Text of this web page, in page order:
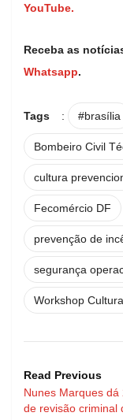
YouTube.
Receba as
Whatsapp.
Tags : #brasília
Bombeiro Civil
cultura
Fecomércio DF
prevenção de
segurança
Workshop
Read Previous
Nunes Marques
de revisão criminal